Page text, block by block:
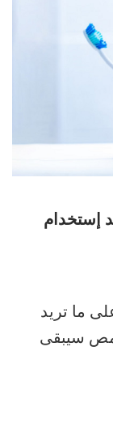
إستخدام
ما تريد
سيبقى